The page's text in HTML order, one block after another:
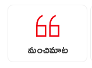
మంచిమాట